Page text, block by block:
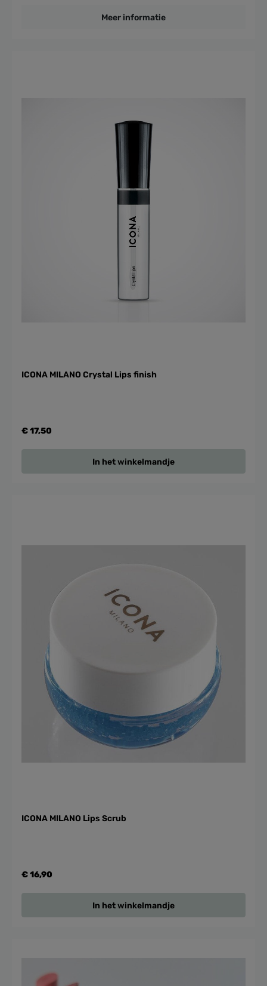
Meer informatie
ICONA MILANO Crystal Lips finish
€ 17,50
In het winkelmandje
ICONA MILANO Lips Scrub
€ 16,90
In het winkelmandje